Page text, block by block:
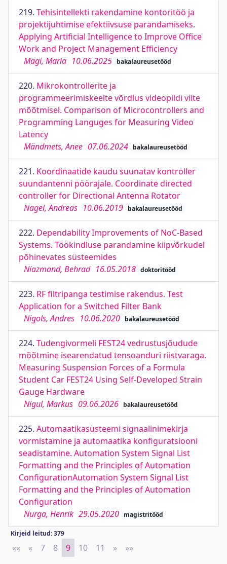
219. Tehisintellekti rakendamine kontoritöö ja
projektijuhtimise efektiivsuse parandamiseks.
Applying Artificial Intelligence to Improve Office
Work and Project Management Efficiency
Mägi, Maria 10.06.2025 bakalaureusetööd
220. Mikrokontrollerite ja
programmeerimiskeelte võrdlus videopildi viite
mõõtmisel. Comparison of Microcontrollers and
Programming Languges for Measuring Video
Latency
Mändmets, Anee 07.06.2024 bakalaureusetööd
221. Koordinaatide kaudu suunatav kontroller
suundantenni pöörajale. Coordinate directed
controller for Directional Antenna Rotator
Nagel, Andreas 10.06.2019 bakalaureusetööd
222. Dependability Improvements of NoC-Based
Systems. Töökindluse parandamine kiipvõrkudel
põhinevates süsteemides
Niazmand, Behrad 16.05.2018 doktoritööd
223. RF filtripanga testimise rakendus. Test
Application for a Switched Filter Bank
Nigols, Andres 10.06.2020 bakalaureusetööd
224. Tudengivormeli FEST24 vedrustusjõudude
mõõtmine isearendatud tensoanduri riistvaraga.
Measuring Suspension Forces of a Formula
Student Car FEST24 Using Self-Developed Strain
Gauge Hardware
Nigul, Markus 09.06.2026 bakalaureusetööd
225. Automaatikasüsteemi signaalinimekirja
vormistamine ja automaatika konfiguratsiooni
seadistamine. Automation System Signal List
Formatting and the Principles of Automation
ConfigurationAutomation System Signal List
Formatting and the Principles of Automation
Configuration
Nurga, Henrik 29.05.2020 magistritööd
Kirjeid leitud: 379
«« First
« Previous
7 8 9 10 11 » Next
»»